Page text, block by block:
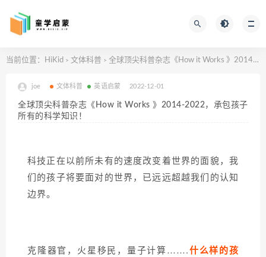
当前位置： HiKid > 文体科普 > 全球顶尖科普杂志《How it Works 》2014-2022，承包孩子所有的科学知识！
joe 文体科普 英语启蒙 2022-12-01
全球顶尖科普杂志《How it Works 》2014-2022，承包孩子
所有的科学知识！
科技正在以前所未有的速度改变着世界的面貌，我
们的孩子将要面对的世界，已远远超越我们的认知
边界。
克隆器官，火星移民，量子计算…….什么样的孩